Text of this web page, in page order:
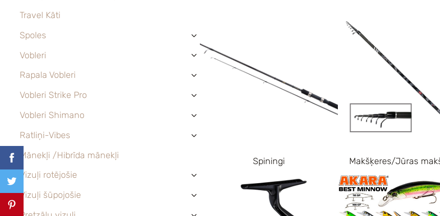
Travel Kāti
Spoles
›
Vobleri ›
Rapala Vobleri ›
Vobleri Strike Pro ›
Vobleri Shimano ›
Ratliņi-Vibes ›
Mānekļi /Hibrīda mānekļi
Vizuļi rotējošie
›
Vizuļi šūpojošie ›
Spiningi Makšķeres/Jūras